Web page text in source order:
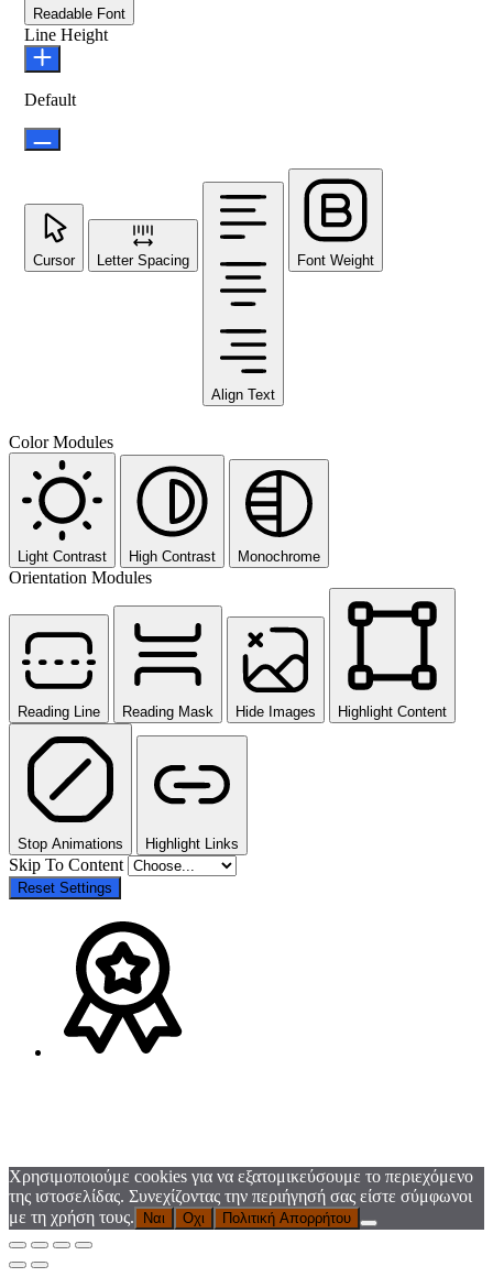
Readable Font
Line Height
Default
Cursor Letter Spacing
Align Text
Font Weight
Color Modules
Light Contrast High Contrast Monochrome
Orientation Modules
Reading Line Reading Mask Hide Images Highlight Content
Stop Animations Highlight Links
Skip To Content
Reset Settings
Χρησιμοποιούμε cookies για να εξατομικεύσουμε το περιεχόμενο
της ιστοσελίδας. Συνεχίζοντας την περιήγησή σας είστε σύμφωνοι
με τη χρήση τους.
Ναι Οχι Πολιτική Απορρήτου